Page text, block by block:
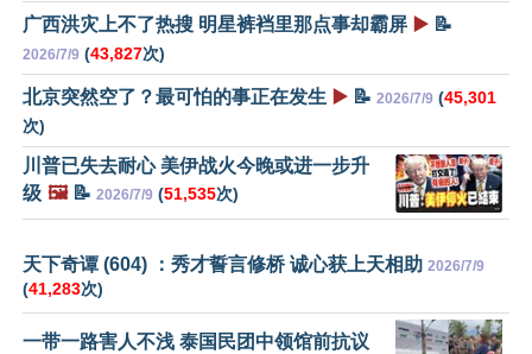
广西洪灾上不了热搜 明星裤裆里那点事却霸屏 ▶️ 📝
2026/7/9 (43,827次)
北京突然空了？最可怕的事正在发生 ▶️ 📝 2026/7/9 (45,301
次)
川普已失去耐心 美伊战火今晚或进一步升
级 🖼️📝 2026/7/9 (51,535次)
天下奇谭 (604) ：秀才誓言修桥 诚心获上天相助 2026/7/9
(41,283次)
一带一路害人不浅 泰国民团中领馆前抗议